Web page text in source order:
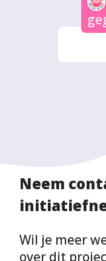
Neem
Wil je meer
over dit